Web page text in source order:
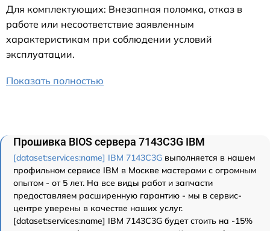
Для комплектующих: Внезапная поломка, отказ в
работе или несоответствие заявленным
характеристикам при соблюдении условий
эксплуатации.
Показать полностью
Прошивка BIOS сервера 7143C3G IBM
[dataset:services:name] IBM 7143C3G выполняется в нашем
профильном сервисе IBM в Москве мастерами с огромным
опытом - от 5 лет. На все виды работ и запчасти
предоставляем расширенную гарантию - мы в сервис-
центре уверены в качестве наших услуг.
[dataset:services:name] IBM 7143C3G будет стоить на -15%